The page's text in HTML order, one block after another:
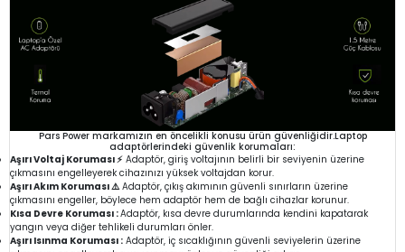
Pars Power markamızın en öncelikli konusu ürün güvenliğidir.Laptop
adaptörlerindeki güvenlik korumaları:
Aşırı Voltaj Koruması ⚡ Adaptör, giriş voltajının belirli bir seviyenin üzerine
çıkmasını engelleyerek cihazınızı yüksek voltajdan korur.
Aşırı Akım Koruması ⚠️Adaptör, çıkış akımının güvenli sınırların üzerine
çıkmasını engeller, böylece hem adaptör hem de bağlı cihazlar korunur.
Kısa Devre Koruması :Adaptör, kısa devre durumlarında kendini kapatarak
yangın veya diğer tehlikeli durumları önler.
Aşırı Isınma Koruması : Adaptör, iç sıcaklığının güvenli seviyelerin üzerine